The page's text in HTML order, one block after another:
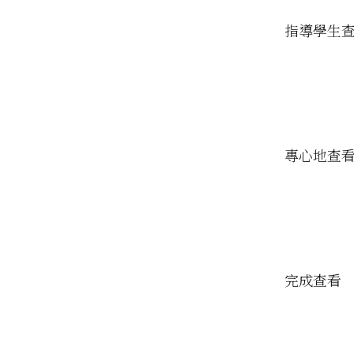
指導學生
專心地查
完成查看